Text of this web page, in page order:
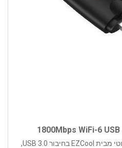
מתאם רשת משולב USB אלחוטי מבית EZCool בחיבור USB 3.0,